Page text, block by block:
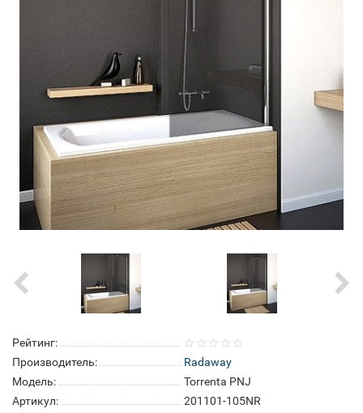
Рейтинг:
Производитель:
Radaway
Модель:
Torrenta PNJ
Артикул:
201101-105NR